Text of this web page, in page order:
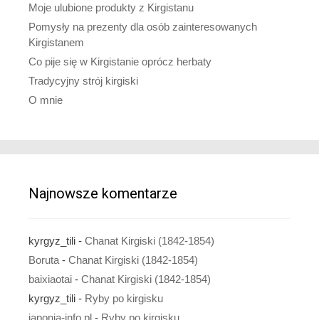
Moje ulubione produkty z Kirgistanu
Pomysły na prezenty dla osób zainteresowanych
Kirgistanem
Co pije się w Kirgistanie oprócz herbaty
Tradycyjny strój kirgiski
O mnie
Najnowsze komentarze
kyrgyz_tili - Chanat Kirgiski (1842-1854)
Boruta - Chanat Kirgiski (1842-1854)
baixiaotai - Chanat Kirgiski (1842-1854)
kyrgyz_tili - Ryby po kirgisku
japonia-info.pl - Ryby po kirgisku